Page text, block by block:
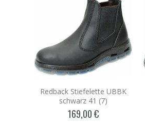
Redback Stiefelette UBBK
schwarz 41 (7)
169,00 €